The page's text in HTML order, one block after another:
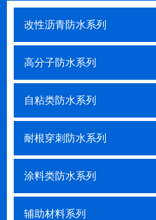
改性沥青防水系列
高分子防水系列
自粘类防水系列
耐根穿刺防水系列
涂料类防水系列
辅助材料系列